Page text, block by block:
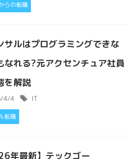
らの転職
サルはプログラミングできな
なれる?元アクセンチュア社員
を解説
4/4 IT
転職
年最新】テックゴー